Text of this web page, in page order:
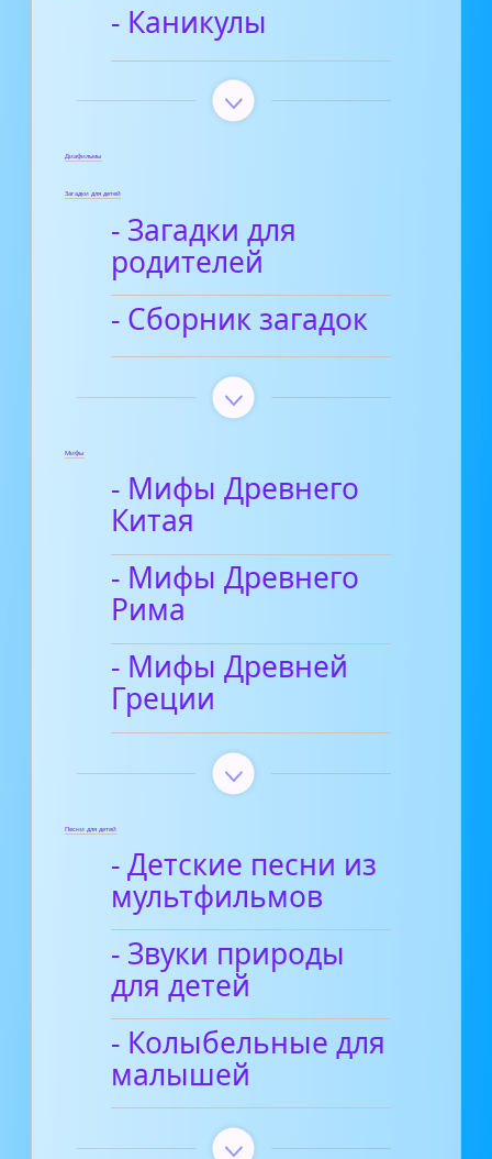
- Каникулы
Диафильмы
Загадки для детей
- Загадки для
родителей
- Сборник загадок
Мифы
- Мифы Древнего
Китая
- Мифы Древнего
Рима
- Мифы Древней
Греции
Песни для детей
- Детские песни из
мультфильмов
- Звуки природы
для детей
- Колыбельные для
малышей